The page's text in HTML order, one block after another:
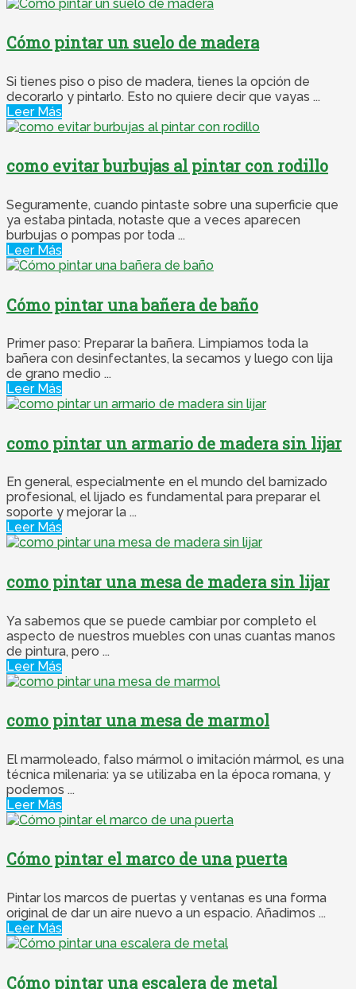
Cómo pintar un suelo de madera
Si tienes piso o piso de madera, tienes la opción de
decorarlo y pintarlo. Esto no quiere decir que vayas ...
Leer Más
como evitar burbujas al pintar con rodillo
Seguramente, cuando pintaste sobre una superficie que
ya estaba pintada, notaste que a veces aparecen
burbujas o pompas por toda ...
Leer Más
Cómo pintar una bañera de baño
Primer paso: Preparar la bañera. Limpiamos toda la
bañera con desinfectantes, la secamos y luego con lija
de grano medio ...
Leer Más
como pintar un armario de madera sin lijar
En general, especialmente en el mundo del barnizado
profesional, el lijado es fundamental para preparar el
soporte y mejorar la ...
Leer Más
como pintar una mesa de madera sin lijar
Ya sabemos que se puede cambiar por completo el
aspecto de nuestros muebles con unas cuantas manos
de pintura, pero ...
Leer Más
como pintar una mesa de marmol
El marmoleado, falso mármol o imitación mármol, es una
técnica milenaria: ya se utilizaba en la época romana, y
podemos ...
Leer Más
Cómo pintar el marco de una puerta
Pintar los marcos de puertas y ventanas es una forma
original de dar un aire nuevo a un espacio. Añadimos ...
Leer Más
Cómo pintar una escalera de metal